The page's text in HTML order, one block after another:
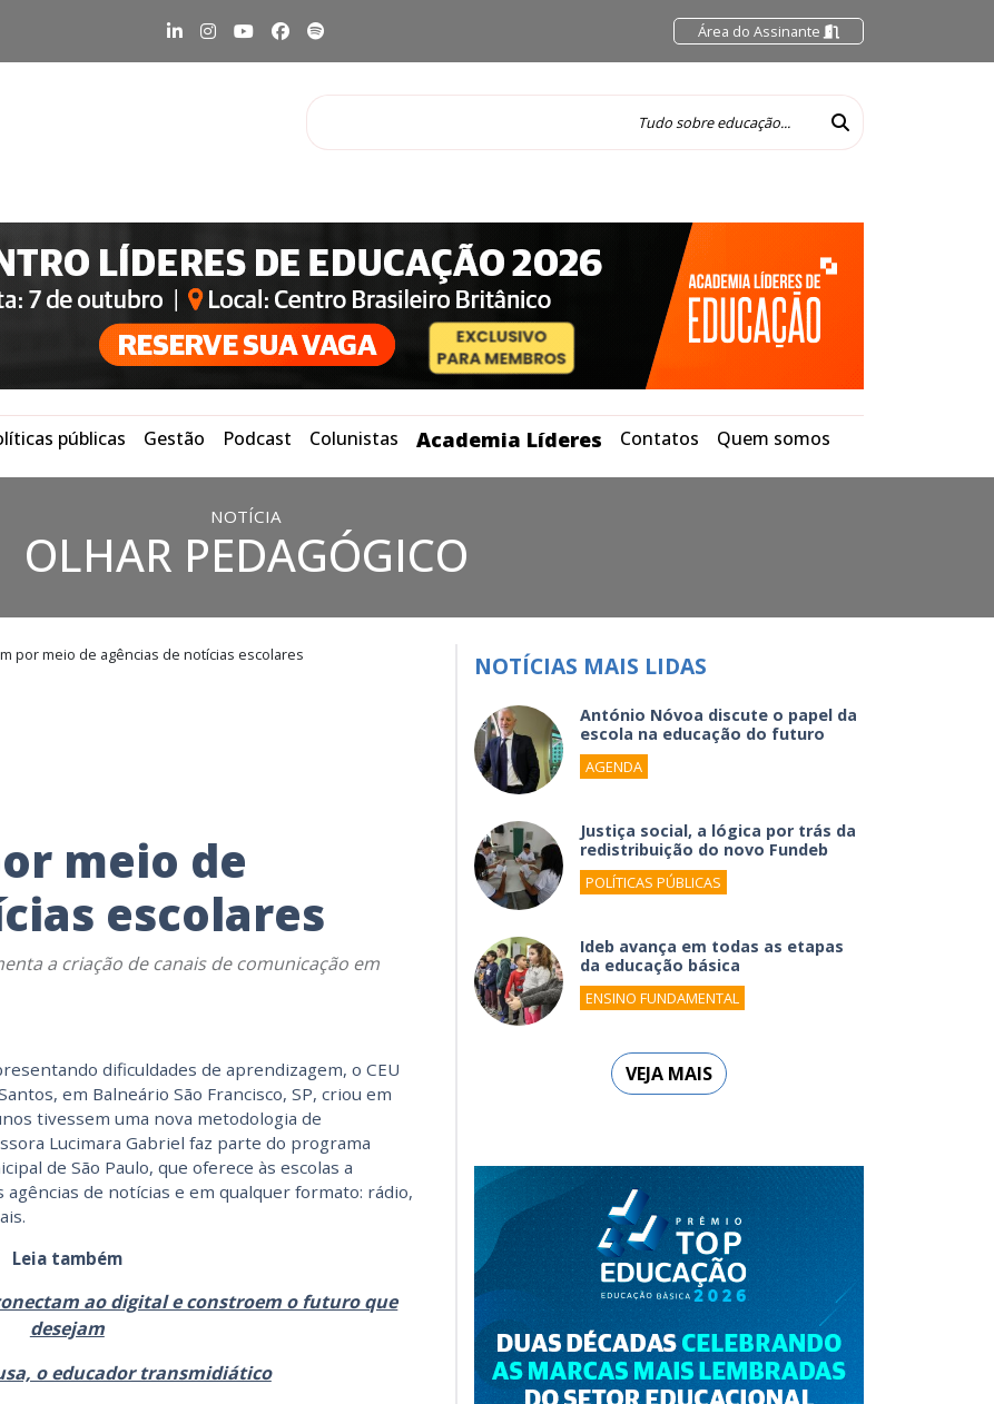
Área do Assinante
públicas Gestão Podcast Colunistas Academia Líderes Contatos Quem somos
NOTÍCIA
OLHAR PEDAGÓGICO
por meio de agências de notícias escolares
meio de
escolares
a criação de canais de comunicação em
dificuldades de aprendizagem, o CEU
em Balneário São Francisco, SP, criou em
tivessem uma nova metodologia de
Lucimara Gabriel faz parte do programa
de São Paulo, que oferece às escolas a
de notícias e em qualquer formato: rádio,
Leia também
ao digital e constroem o futuro que
desejam
o educador transmidiático
NOTÍCIAS MAIS LIDAS
António Nóvoa discute o papel da
escola na educação do futuro
AGENDA
Justiça social, a lógica por trás da
redistribuição do novo Fundeb
POLÍTICAS PÚBLICAS
Ideb avança em todas as etapas
da educação básica
ENSINO FUNDAMENTAL
VEJA MAIS